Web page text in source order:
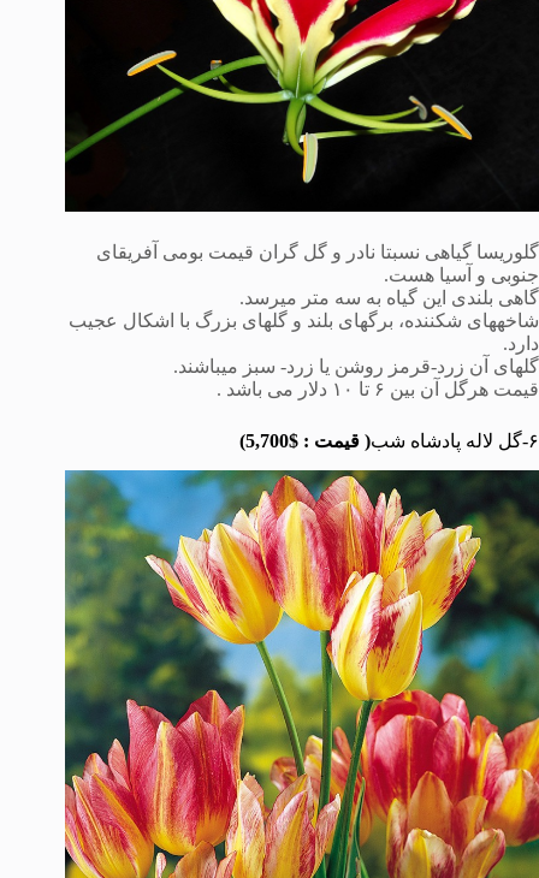
گلوریسا گیاهی نسبتا نادر و گل گران قیمت بومی آفریقای
جنوبی و آسیا هست.
گاهی بلندی این گیاه به سه متر میرسد.
شاخههای شکننده، برگهای بلند و گلهای بزرگ با اشکال عجیب
دارد.
گلهای آن زرد-قرمز روشن یا زرد- سبز میباشند.
قیمت هرگل آن بین ۶ تا ١٠ دلار می باشد .
۶-گل لاله پادشاه شب ( قیمت : $5,700
)